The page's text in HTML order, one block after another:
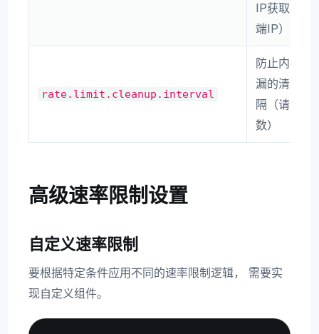
IP获取客户
端IP）
rate.limit.cleanup.interval
防止内存泄
漏的清理间
隔（请求
数）
高级速率限制设置
自定义速率限制
要根据特定条件应用不同的速率限制逻辑， 需要实
现自定义组件。